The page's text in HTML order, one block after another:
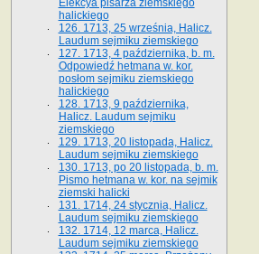
Elekcya pisarza ziemskiego
halickiego
126. 1713, 25 września, Halicz.
Laudum sejmiku ziemskiego
127. 1713, 4 października, b. m.
Odpowiedź hetmana w. kor.
posłom sejmiku ziemskiego
halickiego
128. 1713, 9 października,
Halicz. Laudum sejmiku
ziemskiego
129. 1713, 20 listopada, Halicz.
Laudum sejmiku ziemskiego
130. 1713, po 20 listopada, b. m.
Pismo hetmana w. kor. na sejmik
ziemski halicki
131. 1714, 24 stycznia, Halicz.
Laudum sejmiku ziemskiego
132. 1714, 12 marca, Halicz.
Laudum sejmiku ziemskiego